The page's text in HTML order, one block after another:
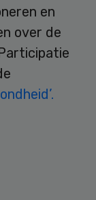
en
over de